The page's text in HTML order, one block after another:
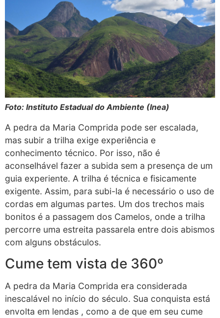
Foto: Instituto Estadual do Ambiente (Inea)
A pedra da Maria Comprida pode ser escalada,
mas subir a trilha exige experiência e
conhecimento técnico. Por isso, não é
aconselhável fazer a subida sem a presença de um
guia experiente. A trilha é técnica e fisicamente
exigente. Assim, para subi-la é necessário o uso de
cordas em algumas partes. Um dos trechos mais
bonitos é a passagem dos Camelos, onde a trilha
percorre uma estreita passarela entre dois abismos
com alguns obstáculos.
Cume tem vista de 360º
A pedra da Maria Comprida era considerada
inescalável no início do século. Sua conquista está
envolta em lendas , como a de que em seu cume